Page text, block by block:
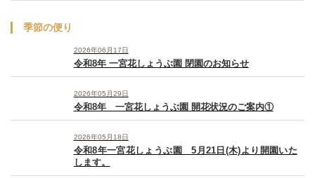
季節の便り
2026年06月17日
令和8年 一宮花しょうぶ園 閉園のお知らせ
2026年05月29日
令和8年 一宮花しょうぶ園 開花状況のご案内①
2026年05月18日
令和8年一宮花しょうぶ園 5月21日(木)より開園いた
します。